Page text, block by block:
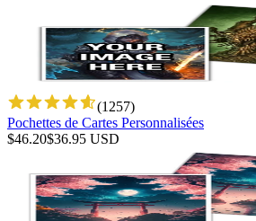
(1257)
Pochettes de Cartes Personnalisées
$46.20$36.95 USD